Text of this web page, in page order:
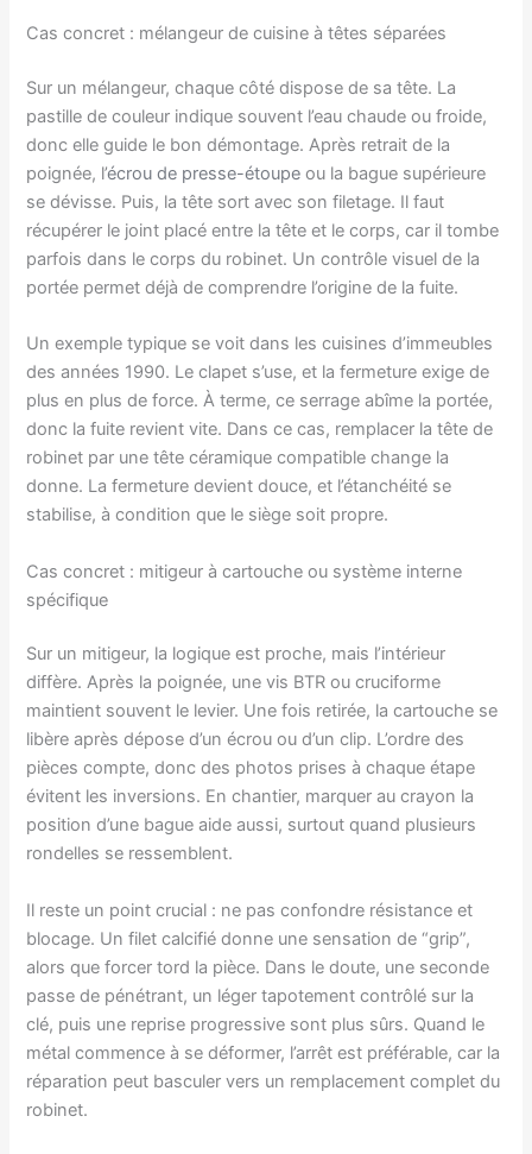
Cas concret : mélangeur de cuisine à têtes séparées
Sur un mélangeur, chaque côté dispose de sa tête. La
pastille de couleur indique souvent l’eau chaude ou froide,
donc elle guide le bon démontage. Après retrait de la
poignée, l’écrou de presse-étoupe ou la bague supérieure
se dévisse. Puis, la tête sort avec son filetage. Il faut
récupérer le joint placé entre la tête et le corps, car il tombe
parfois dans le corps du robinet. Un contrôle visuel de la
portée permet déjà de comprendre l’origine de la fuite.
Un exemple typique se voit dans les cuisines d’immeubles
des années 1990. Le clapet s’use, et la fermeture exige de
plus en plus de force. À terme, ce serrage abîme la portée,
donc la fuite revient vite. Dans ce cas, remplacer la tête de
robinet par une tête céramique compatible change la
donne. La fermeture devient douce, et l’étanchéité se
stabilise, à condition que le siège soit propre.
Cas concret : mitigeur à cartouche ou système interne
spécifique
Sur un mitigeur, la logique est proche, mais l’intérieur
diffère. Après la poignée, une vis BTR ou cruciforme
maintient souvent le levier. Une fois retirée, la cartouche se
libère après dépose d’un écrou ou d’un clip. L’ordre des
pièces compte, donc des photos prises à chaque étape
évitent les inversions. En chantier, marquer au crayon la
position d’une bague aide aussi, surtout quand plusieurs
rondelles se ressemblent.
Il reste un point crucial : ne pas confondre résistance et
blocage. Un filet calcifié donne une sensation de “grip”,
alors que forcer tord la pièce. Dans le doute, une seconde
passe de pénétrant, un léger tapotement contrôlé sur la
clé, puis une reprise progressive sont plus sûrs. Quand le
métal commence à se déformer, l’arrêt est préférable, car la
réparation peut basculer vers un remplacement complet du
robinet.